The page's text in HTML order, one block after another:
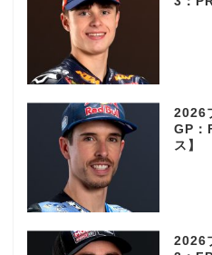
2026
GP：
ス】
2026